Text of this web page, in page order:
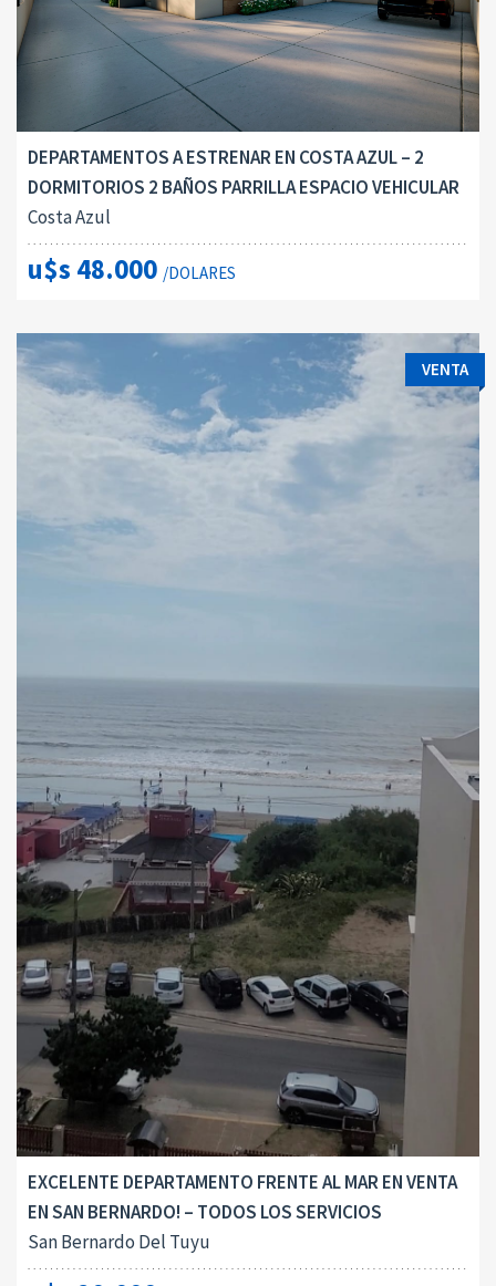
DEPARTAMENTOS A ESTRENAR EN COSTA AZUL – 2
DORMITORIOS 2 BAÑOS PARRILLA ESPACIO VEHICULAR
Costa Azul
u$s 48.000 /DOLARES
VENTA
EXCELENTE DEPARTAMENTO FRENTE AL MAR EN VENTA
EN SAN BERNARDO! – TODOS LOS SERVICIOS
San Bernardo Del Tuyu